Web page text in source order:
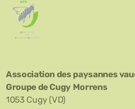
Association des paysannes
Groupe de Cugy Morrens
1053 Cugy (VD)